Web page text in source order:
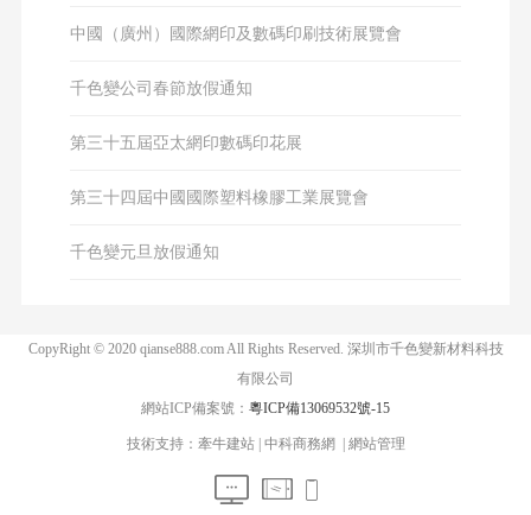
中國（廣州）國際網印及數碼印刷技術展覽會
千色變公司春節放假通知
第三十五屆亞太網印數碼印花展
第三十四屆中國國際塑料橡膠工業展覽會
千色變元旦放假通知
CopyRight © 2020 qianse888.com All Rights Reserved. 深圳市千色變新材料科技
有限公司
網站ICP備案號： 粵ICP備13069532號-15
技術支持： 牽牛建站| 中科商務網 | 網站管理